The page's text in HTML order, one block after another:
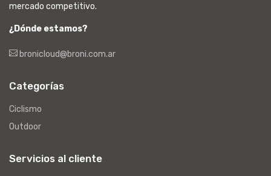
mercado competitivo.
¿Dónde estamos?
bronicloud@broni.com.ar
Categorías
Ciclismo
Outdoor
Servicios al cliente